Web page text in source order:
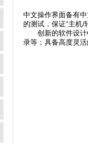
中文操作界面备有
的测试，保证“主机/
创新的软件设计
录等；具备高度灵